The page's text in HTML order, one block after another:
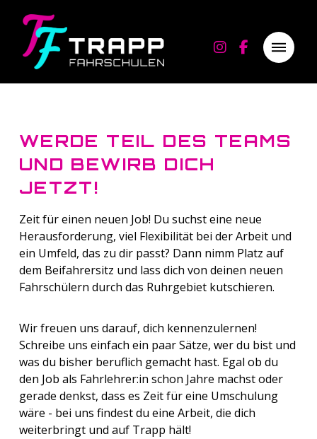
WERDE TEIL DES TEAMS
UND BEWIRB DICH
JETZT!
Zeit für einen neuen Job! Du suchst eine neue
Herausforderung, viel Flexibilität bei der Arbeit und
ein Umfeld, das zu dir passt? Dann nimm Platz auf
dem Beifahrersitz und lass dich von deinen neuen
Fahrschülern durch das Ruhrgebiet kutschieren.
Wir freuen uns darauf, dich kennenzulernen!
Schreibe uns einfach ein paar Sätze, wer du bist und
was du bisher beruflich gemacht hast. Egal ob du
den Job als Fahrlehrer:in schon Jahre machst oder
gerade denkst, dass es Zeit für eine Umschulung
wäre - bei uns findest du eine Arbeit, die dich
weiterbringt und auf Trapp hält!